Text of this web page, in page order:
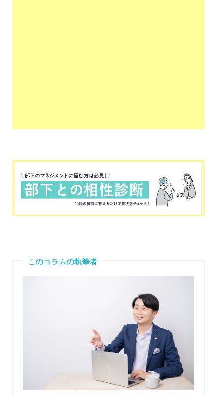
このコラムの執筆者